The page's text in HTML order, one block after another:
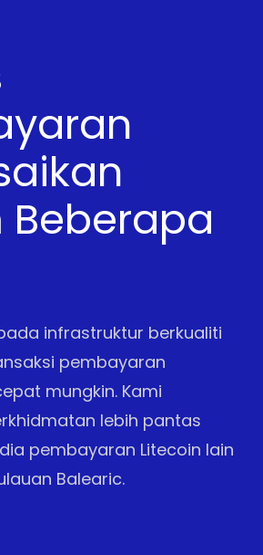
Beberapa
infrastruktur berkualiti
pembayaran
mungkin. Kami
lebih pantas
pembayaran Litecoin lain
Balearic.